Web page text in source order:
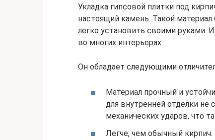
Укладка гипсовой плитки под
настоящий камень. Такой
легко установить своими руками.
во многих интерьерах.
Он обладает следующими
Материал прочный и
для внутренней отделки не
механических ударов, что
Легче, чем обычный кирпич.